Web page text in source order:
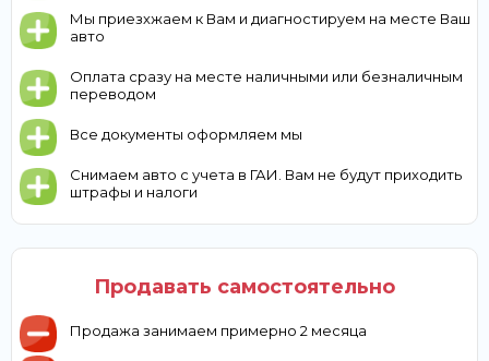
Мы приезхжаем к Вам и диагностируем на месте Ваш
авто
Оплата сразу на месте наличными или безналичным
переводом
Все документы оформляем мы
Снимаем авто с учета в ГАИ. Вам не будут приходить
штрафы и налоги
Продавать самостоятельно
Продажа занимаем примерно 2 месяца